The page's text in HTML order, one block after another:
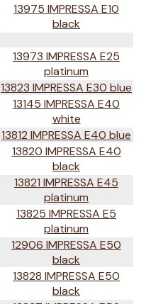
13975 IMPRESSA E10
black
13973 IMPRESSA E25
platinum
13823 IMPRESSA E30 blue
13145 IMPRESSA E40
white
13812 IMPRESSA E40 blue
13820 IMPRESSA E40
black
13821 IMPRESSA E45
platinum
13825 IMPRESSA E5
platinum
12906 IMPRESSA E50
black
13828 IMPRESSA E50
black